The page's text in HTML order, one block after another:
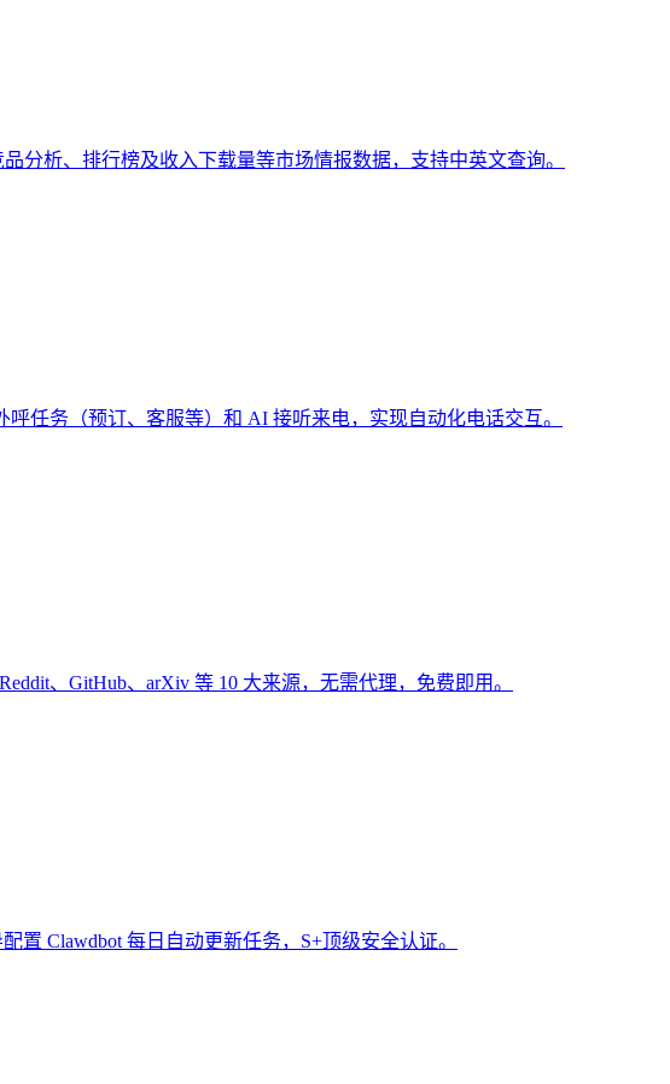
分析、排行榜及收入下载量等市场情报数据，支持中英文查询。
任务（预订、客服等）和 AI 接听来电，实现自动化电话交互。
、GitHub、arXiv 等 10 大来源，无需代理，免费即用。
置 Clawdbot 每日自动更新任务，S+顶级安全认证。